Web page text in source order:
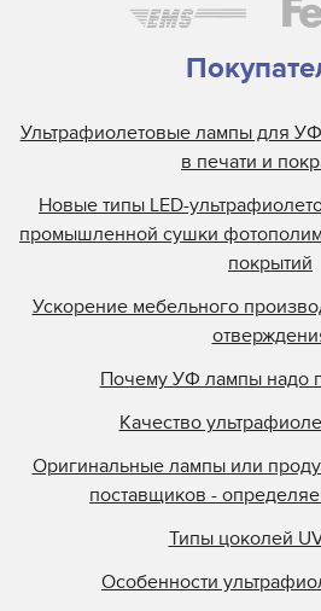
Ультрафиолетовые лампы для
в печати и
Новые типы LED-
промышленной сушки
покрытий
Ускорение мебельного
Почему УФ лампы надо
Качество
Оригинальные лампы или
поставщиков -
Типы цоколей
Особенности